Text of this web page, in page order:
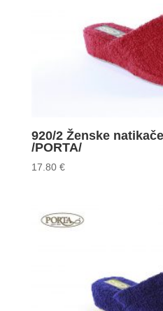
920/2 Ženske
/PORTA/
17.80 €